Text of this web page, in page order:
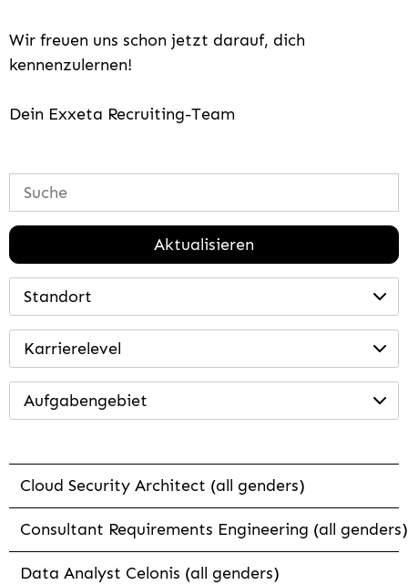
Wir freuen uns schon jetzt darauf, dich
kennenzulernen!
Dein Exxeta Recruiting-Team
Aktualisieren
Standort
Karrierelevel
Aufgabengebiet
Cloud Security Architect (all genders)
Consultant Requirements Engineering (all genders)
Data Analyst Celonis (all genders)